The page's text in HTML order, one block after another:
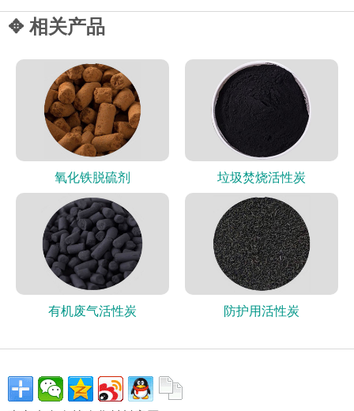
✥ 相关产品
氧化铁脱硫剂 垃圾焚烧活性炭
有机废气活性炭 防护用活性炭